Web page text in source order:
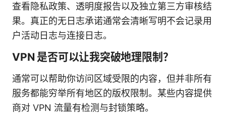
查看隐私政策、透明度报告以及独立第三方审核结
果。真正的无日志承诺通常会清晰写明不会记录用
户活动日志与连接日志。
VPN 是否可以让我突破地理限制？
通常可以帮助你访问区域受限的内容，但并非所有
服务都能穷举所有地区的版权限制。某些内容提供
商对 VPN 流量有检测与封锁策略。